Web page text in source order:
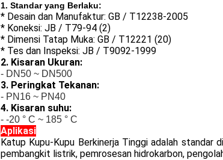
1. Standar yang Berlaku:
* Desain dan Manufaktur: GB / T12238-2005
* Koneksi: JB / T79-94 (2)
* Dimensi Tatap Muka: GB / T12221 (20)
* Tes dan Inspeksi: JB / T9092-1999
2. Kisaran Ukuran:
- DN50 ~ DN500
3. Peringkat Tekanan:
- PN16 ~ PN40
4. Kisaran suhu:
- -20 ° C ~ 185 ° C
Aplikasi
Katup Kupu-Kupu Berkinerja Tinggi adalah standar
pembangkit listrik, pemrosesan hidrokarbon,